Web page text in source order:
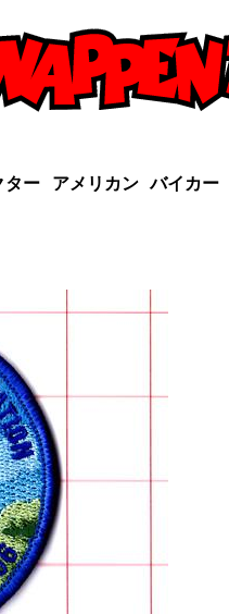
ター アメリカン バイカー